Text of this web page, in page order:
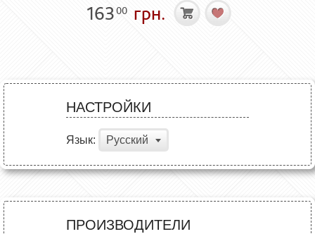
16300 грн.
НАСТРОЙКИ
Язык: Русский
ПРОИЗВОДИТЕЛИ